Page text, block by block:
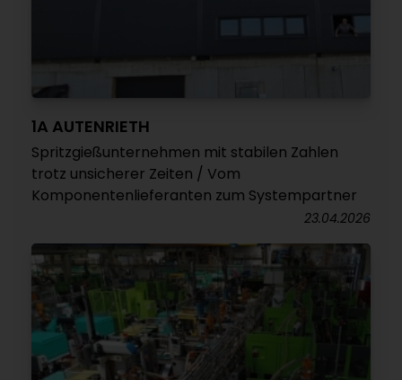
1A AUTENRIETH
Spritzgießunternehmen mit stabilen Zahlen
trotz unsicherer Zeiten / Vom
Komponentenlieferanten zum Systempartner
23.04.2026